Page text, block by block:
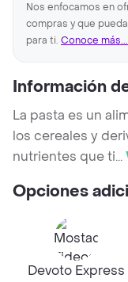
Nos enfocamos en
compras y que
para ti. Conoce más...
Información
La pasta es un
los cereales y
nutrientes que ti...
Opciones
Devoto Express